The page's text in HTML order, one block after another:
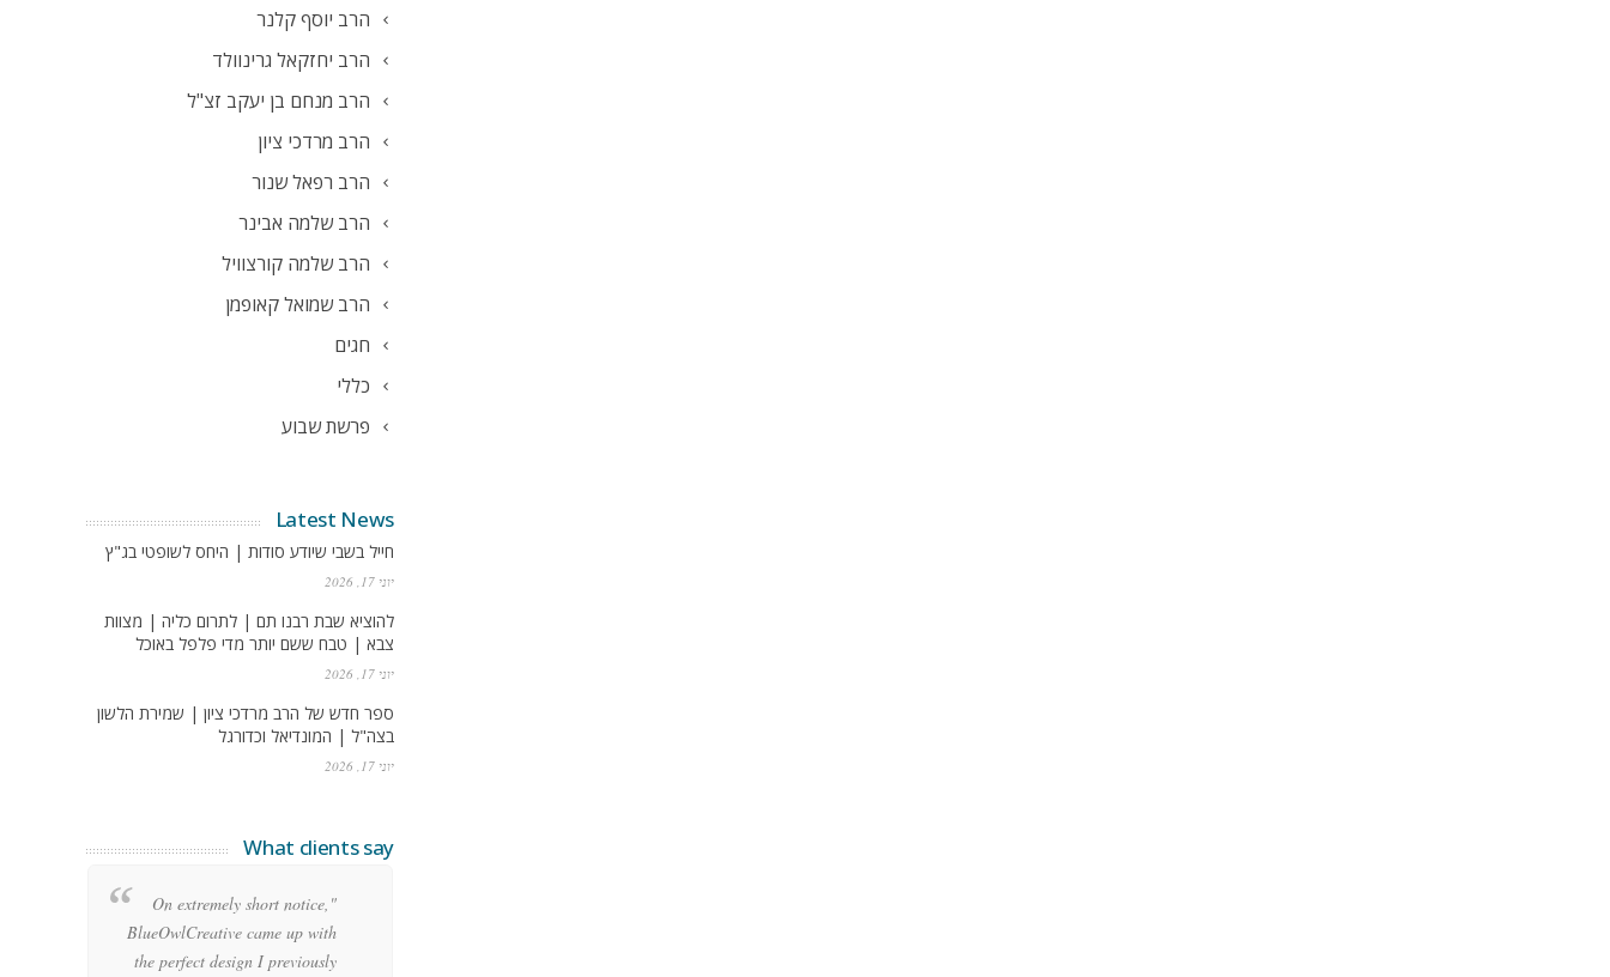
הרב יוסף קלנר
הרב יחזקאל גרינוולד
הרב מנחם בן יעקב זצ"ל
הרב מרדכי ציון
הרב רפאל שנור
הרב שלמה אבינר
הרב שלמה קורצוויל
הרב שמואל קאופמן
חגים
כללי
פרשת שבוע
Latest News
חייל בשבי שיודע סודות | היחס לשופטי בג"ץ
יוני 17, 2026
להוציא שבת רבנו תם | לתרום כליה | מצוות
צבא | טבח ששם יותר מדי פלפל באוכל
יוני 17, 2026
ספר חדש של הרב מרדכי ציון | שמירת הלשון
בצה"ל | המונדיאל וכדורגל
יוני 17, 2026
What clients say
"On extremely short notice,
BlueOwlCreative came up with
the perfect design I previously